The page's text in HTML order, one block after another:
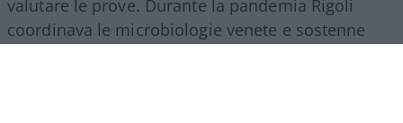
valutare le prove. Durante la pandemia Rigoli
coordinava le microbiologie venete e sostenne